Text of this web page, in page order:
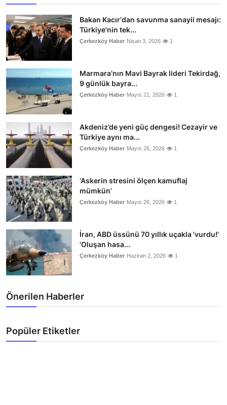
Bakan Kacır'dan savunma sanayii mesajı:
Türkiye'nin tek...
Çerkezköy Haber Nisan 3, 2026 1
Marmara’nın Mavi Bayrak lideri Tekirdağ,
9 günlük bayra...
Çerkezköy Haber Mayıs 21, 2026 1
Akdeniz’de yeni güç dengesi! Cezayir ve
Türkiye aynı ma...
Çerkezköy Haber Mayıs 26, 2026 1
‘Askerin stresini ölçen kamuflaj
mümkün’
Çerkezköy Haber Mayıs 26, 2026 1
İran, ABD üssünü 70 yıllık uçakla 'vurdu!'
'Oluşan hasa...
Çerkezköy Haber Haziran 2, 2026 1
Önerilen Haberler
Popüler Etiketler